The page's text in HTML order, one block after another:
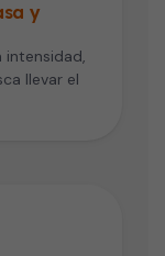
y
intensidad,
llevar el